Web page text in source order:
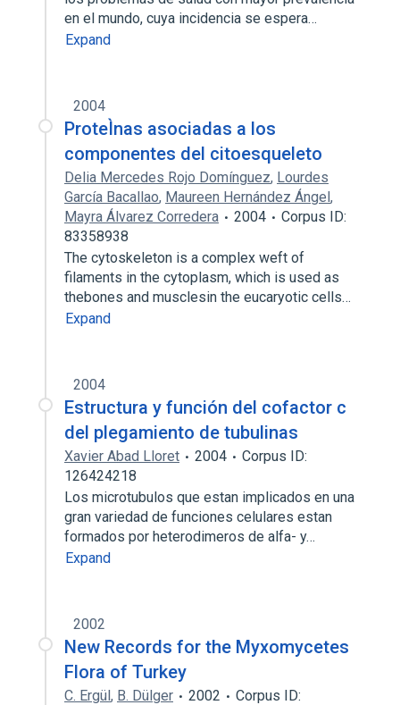
en el mundo, cuya incidencia se espera…
Expand
2004
ProteÌnas asociadas a los
componentes del citoesqueleto
Delia Mercedes Rojo Domínguez, Lourdes
García Bacallao, Maureen Hernández Ángel,
Mayra Álvarez Corredera
2004
Corpus ID:
83358938
The cytoskeleton is a complex weft of
filaments in the cytoplasm, which is used as
thebones and musclesin the eucaryotic cells…
Expand
2004
Estructura y función del cofactor c
del plegamiento de tubulinas
Xavier Abad Lloret 2004
Corpus ID:
126424218
Los microtubulos que estan implicados en una
gran variedad de funciones celulares estan
formados por heterodimeros de alfa- y…
Expand
2002
New Records for the Myxomycetes
Flora of Turkey
C. Ergül, B. Dülger 2002
Corpus ID: